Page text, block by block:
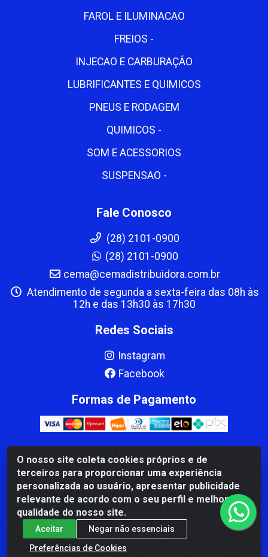
O nosso site coleta cookies próprios e de
terceiros para proporcionar uma experiência
personalizada ao usuário, apresentar publicidade
relevante de acordo com o seu perfil e melhorar a
qualidade do nosso site.
Aceitar
Negar não essenciais
Preferências de Cookies
FAROL E ILUMINACAO
FREIOS -
INJECAO E CARBURAÇÃO
LUBRIFICANTES E QUIMICOS
PNEUS E RODAGEM
QUIMICOS -
SOM E ACESSORIOS
SUSPENSAO -
Fale Conosco
(28) 2101-0900
(28) 2101-0900
cema@cemadistribuidora.com.br
Atendimento de segunda a sexta-feira das 08h às
12h e das 13h30 às 17h30
Redes Sociais
Instagram
Facebook
Formas de Pagamento
CBP MACEDO COMERCIO PEÇAS LTDA Matriz - av Mauro
Miranda Madureira, 1249 - Coramara , Cachoeiro de
Itapemirim/ES - CEP 29.311-310 - CNPJ 00.502.680/0001-41